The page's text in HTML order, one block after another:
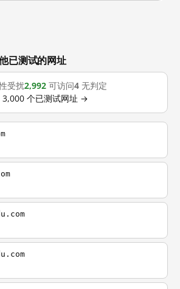
测试的网址
受扰2,992 可访问4 无判定
个已测试网址 →